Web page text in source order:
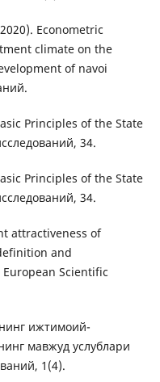
Econometric
climate on the
of navoi
Principles of the State
34.
Principles of the State
34.
attractiveness of
and
Scientific
ижтимоий-
мавжуд услублари
1(4).